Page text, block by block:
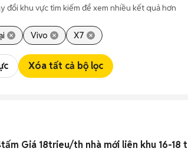
đổi khu vực tìm kiếm để xem nhiều kết quả hơn
Vivo X7
Xóa tất cả bộ lọc
Giá 18trieu/th nhà mới liên khu 16-18 t